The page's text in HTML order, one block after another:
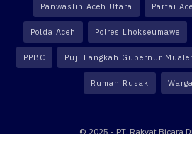
Panwaslih Aceh Utara Partai
Polda Aceh Polres Lhokseumawe
PPBC Puji Langkah Gubernur
Rumah Rusak
© 2025 - PT. Rakyat Bicara